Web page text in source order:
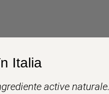
Italia
active naturale.